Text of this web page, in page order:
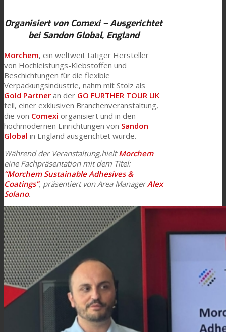
Technische Laminate
Textilkaschierung
Flachkaschierung
PU Ink Binders
Innovation
Forschung und Entwicklung
Consumer Care
Leistung
Nachhaltigkeit
Organisiert von Comexi – Ausgerichtet
bei Sandon Global, England
Morchem, ein weltweit tätiger Hersteller
von Hochleistungs-Klebstoffen und
Beschichtungen für die flexible
Verpackungsindustrie, nahm mit Stolz als
Gold Partner an der GO FURTHER TOUR UK
teil, einer exklusiven Branchenveranstaltung,
die von Comexi organisiert und in den
hochmodernen Einrichtungen von Sandon
Global in England ausgerichtet wurde.
Während der Veranstaltung,hieltMorchem
eine Fachpräsentation mit dem Titel:
“Morchem Sustainable Adhesives &
Coatings”, präsentiert von Area ManagerAlex
Solano.